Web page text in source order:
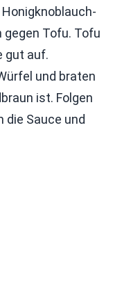
gegen Tofu. Tofu
gut auf.
und braten
ist. Folgen
die Sauce und